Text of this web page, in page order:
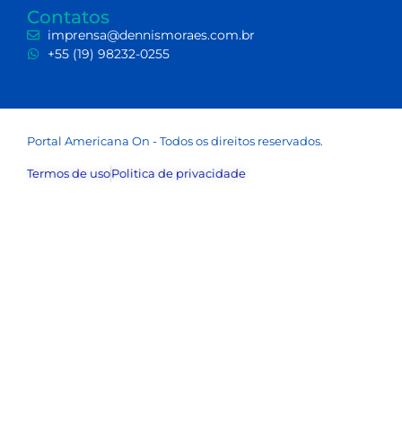
Contatos
imprensa@dennismoraes.com.br
+55 (19) 98232-0255
Portal Americana On - Todos os direitos reservados.
Termos de usoPolitica de privacidade